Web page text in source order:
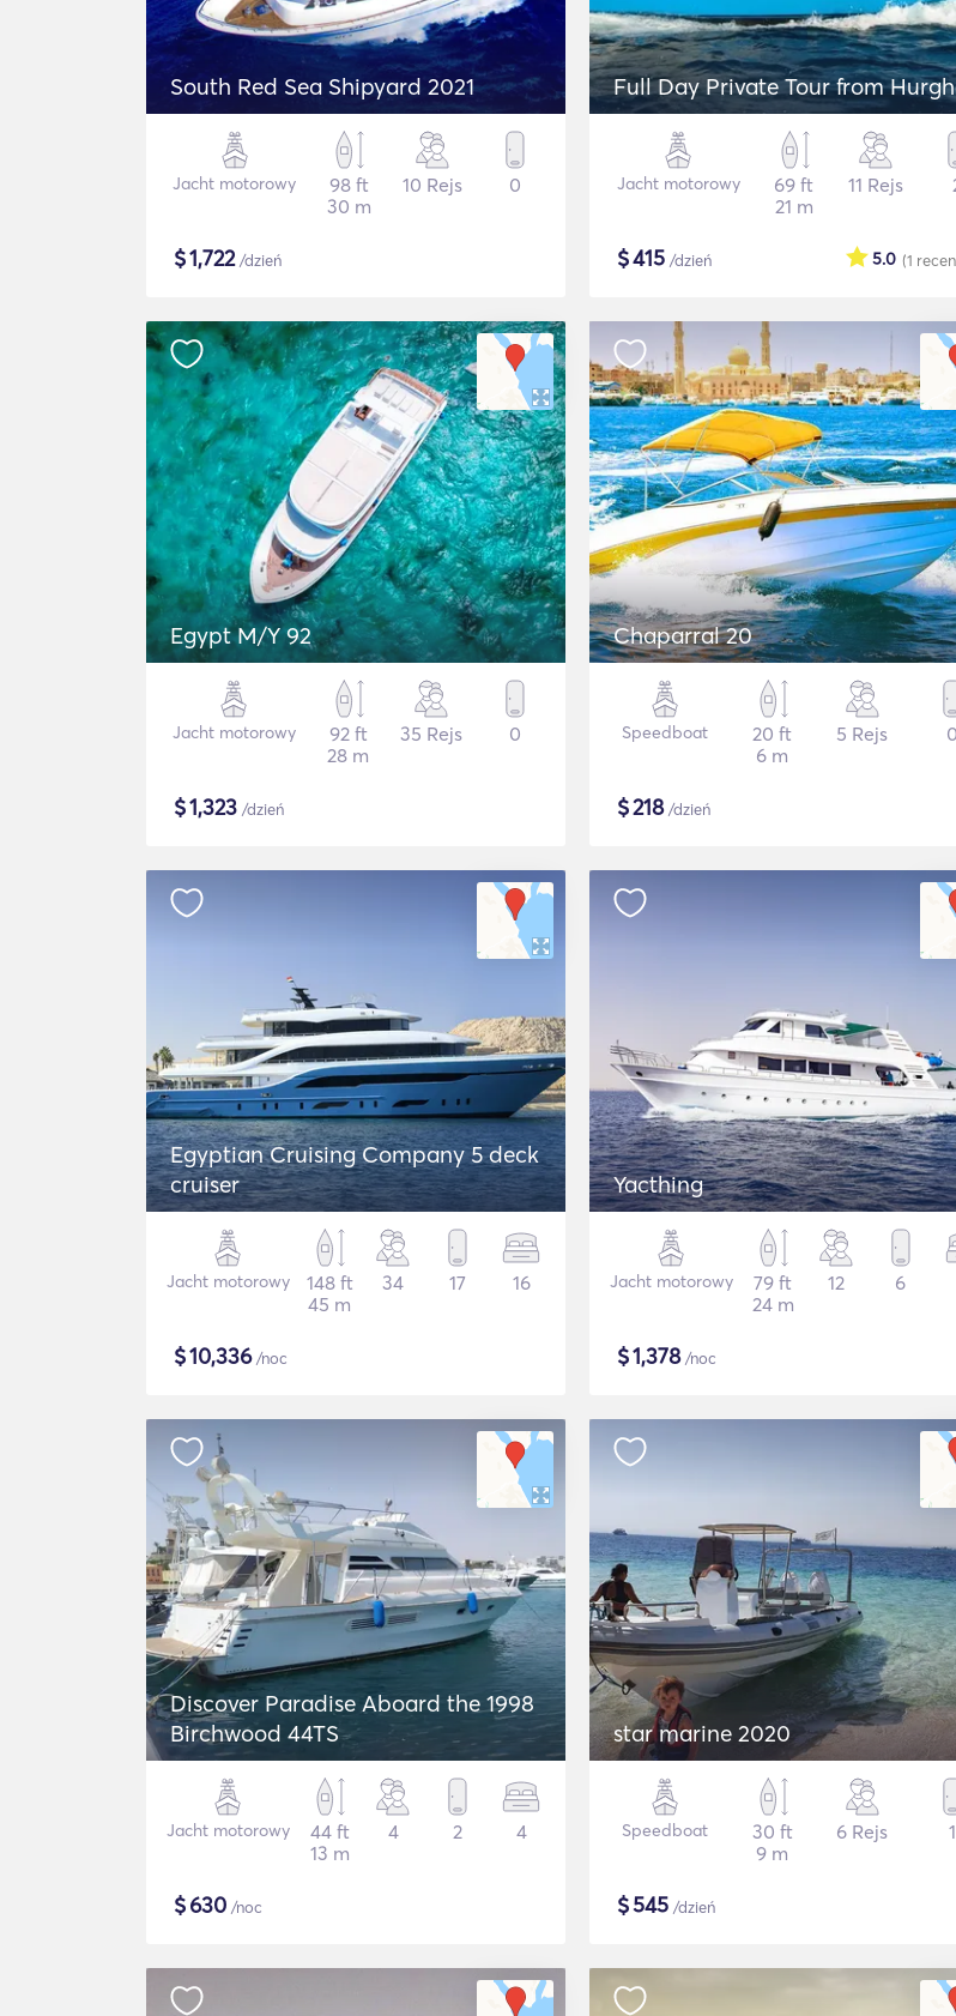
South Red Sea Shipyard 2021
Jacht motorowy
98 ft
30 m
10 Rejs 0
$1,722/dzień
Full Day Private Tour from
Jacht motorowy
69 ft
21 m
11 Rejs
$415 /dzień (1
5.0
Egypt M/Y 92
Jacht motorowy
92 ft
28 m
35 Rejs 0
$1,323 /dzień
Chaparral 20
Speedboat
20 ft
6 m
5 Rejs 0
$218/dzień
Egyptian Cruising Company 5 deck
cruiser
Jacht motorowy
148 ft
45 m
34 17 16
$10,336/noc
Yacthing
Jacht motorowy
79 ft
24 m
12 6
$1,378/noc
Discover Paradise Aboard the 1998
Birchwood 44TS
Jacht motorowy
44 ft
13 m
4 2 4
$630 /noc
star marine 2020
Speedboat
30 ft
9 m
6 Rejs 1
$545 /dzień